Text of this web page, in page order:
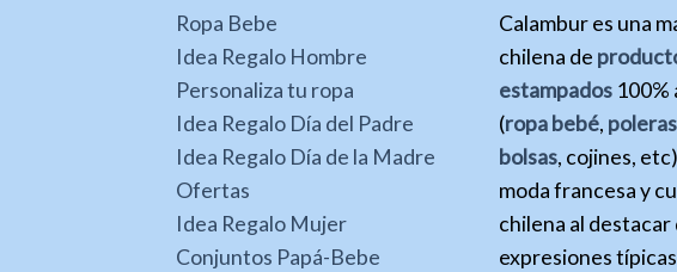
Ropa Bebe
Idea Regalo Hombre
Personaliza tu ropa
Idea Regalo Día del Padre
Idea Regalo Día de la Madre
Ofertas
Idea Regalo Mujer
Conjuntos Papá-Bebe
Calambur es una
chilena de
estampados 100%
(ropa bebé, poleras
bolsas, cojines,
moda francesa y
chilena al destacar
expresiones